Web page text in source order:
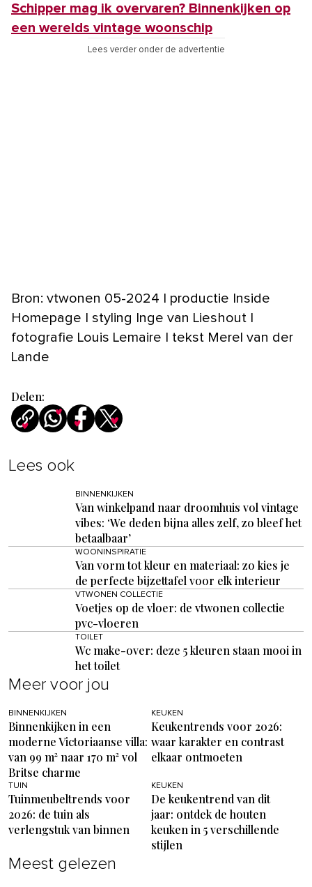
Schipper mag ik overvaren? Binnenkijken op
een werelds vintage woonschip
Lees verder onder de advertentie
Bron: vtwonen 05-2024 | productie Inside
Homepage | styling Inge van Lieshout |
fotografie Louis Lemaire | tekst Merel van der
Lande
Delen:
Lees ook
BINNENKIJKEN
Van winkelpand naar droomhuis vol vintage
vibes: ‘We deden bijna alles zelf, zo bleef het
betaalbaar’
WOONINSPIRATIE
Van vorm tot kleur en materiaal: zo kies je
de perfecte bijzettafel voor elk interieur
VTWONEN COLLECTIE
Voetjes op de vloer: de vtwonen collectie
pvc-vloeren
TOILET
Wc make-over: deze 5 kleuren staan mooi in
het toilet
Meer voor jou
BINNENKIJKEN
Binnenkijken in een
moderne Victoriaanse villa:
van 99 m² naar 170 m² vol
Britse charme
KEUKEN
Keukentrends voor 2026:
waar karakter en contrast
elkaar ontmoeten
TUIN
Tuinmeubeltrends voor
2026: de tuin als
verlengstuk van binnen
KEUKEN
De keukentrend van dit
jaar: ontdek de houten
keuken in 5 verschillende
stijlen
Meest gelezen